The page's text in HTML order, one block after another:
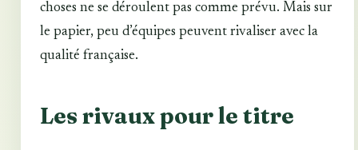
choses ne se déroulent pas comme prévu. Mais sur
le papier, peu d’équipes peuvent rivaliser avec la
qualité française.
Les rivaux pour le titre